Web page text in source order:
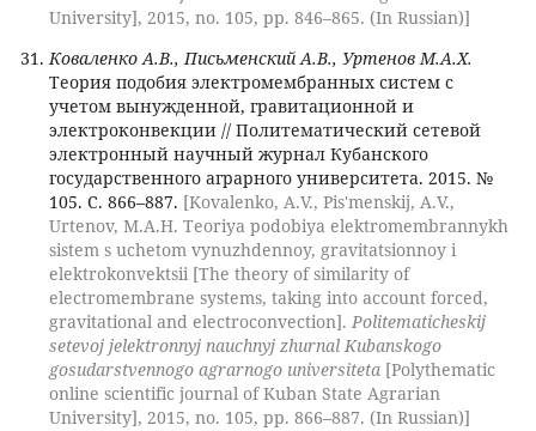
University], 2015, no. 105, pp. 846–865. (In Russian)]
Коваленко А.В., Письменский А.В., Уртенов М.А.Х.
Теория подобия электромембранных систем с
учетом вынужденной, гравитационной и
электроконвекции // Политематический сетевой
электронный научный журнал Кубанского
государственного аграрного университета. 2015. №
105. С. 866–887. [Kovalenko, A.V., Pis'menskij, A.V.,
Urtenov, M.A.H. Teoriya podobiya elektromembrannykh
sistem s uchetom vynuzhdennoy, gravitatsionnoy i
elektrokonvektsii [The theory of similarity of
electromembrane systems, taking into account forced,
gravitational and electroconvection]. Politematicheskij
setevoj jelektronnyj nauchnyj zhurnal Kubanskogo
gosudarstvennogo agrarnogo universiteta[Polythematic
online scientific journal of Kuban State Agrarian
University], 2015, no. 105, pp. 866–887. (In Russian)]